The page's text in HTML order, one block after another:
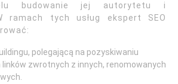
budowanie jej autorytetu i
ramach tych usług ekspert SEO
polegającą na pozyskiwaniu
zwrotnych z innych, renomowanych